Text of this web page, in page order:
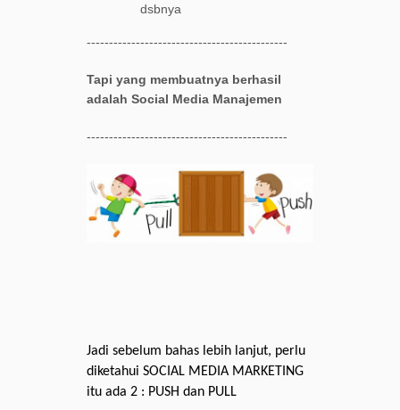
dsbnya
---------------------------------------------
Tapi yang membuatnya berhasil
adalah Social Media Manajemen
---------------------------------------------
Jadi sebelum bahas lebih lanjut, perlu
diketahui SOCIAL MEDIA MARKETING
itu ada 2 : PUSH dan PULL